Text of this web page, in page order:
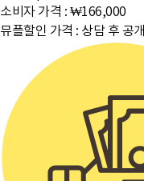
소비자 가격 : ₩166,000
뮤플할인 가격 : 상담 후 공개